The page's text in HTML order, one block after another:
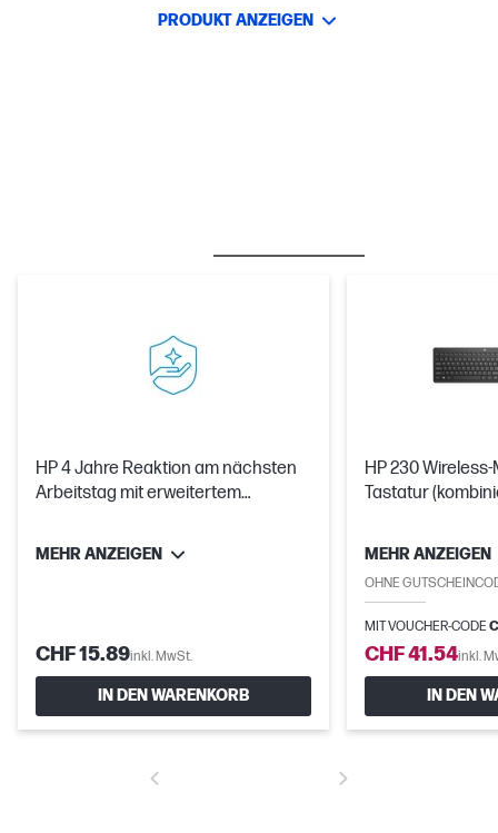
PRODUKT ANZEIGEN
HP 4 Jahre Reaktion am nächsten
Arbeitstag mit erweitertem
MEHR ANZEIGEN
CHF 15.89inkl. MwSt.
IN DEN WARENKORB
HP 230
Tastatur
MEHR ANZEIGEN
OHNE
MIT VOUCHER-CODE
CHF 41.54inkl.
IN DEN